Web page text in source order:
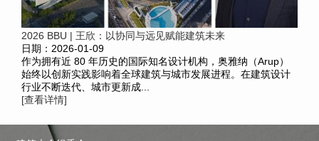
2026 BBU | 王欣：以协同与远见赋能建筑未来
日期：2026-01-09
作为拥有近 80 年历史的国际知名设计机构，奥雅纳（Arup）
始终以创新实践影响着全球建筑与城市发展进程。在建筑设计
行业不断迭代、城市更新成...
[查看详情]